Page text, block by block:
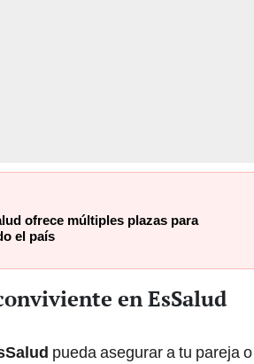
ofrece múltiples plazas para
el país
en EsSalud
pueda asegurar a tu pareja o